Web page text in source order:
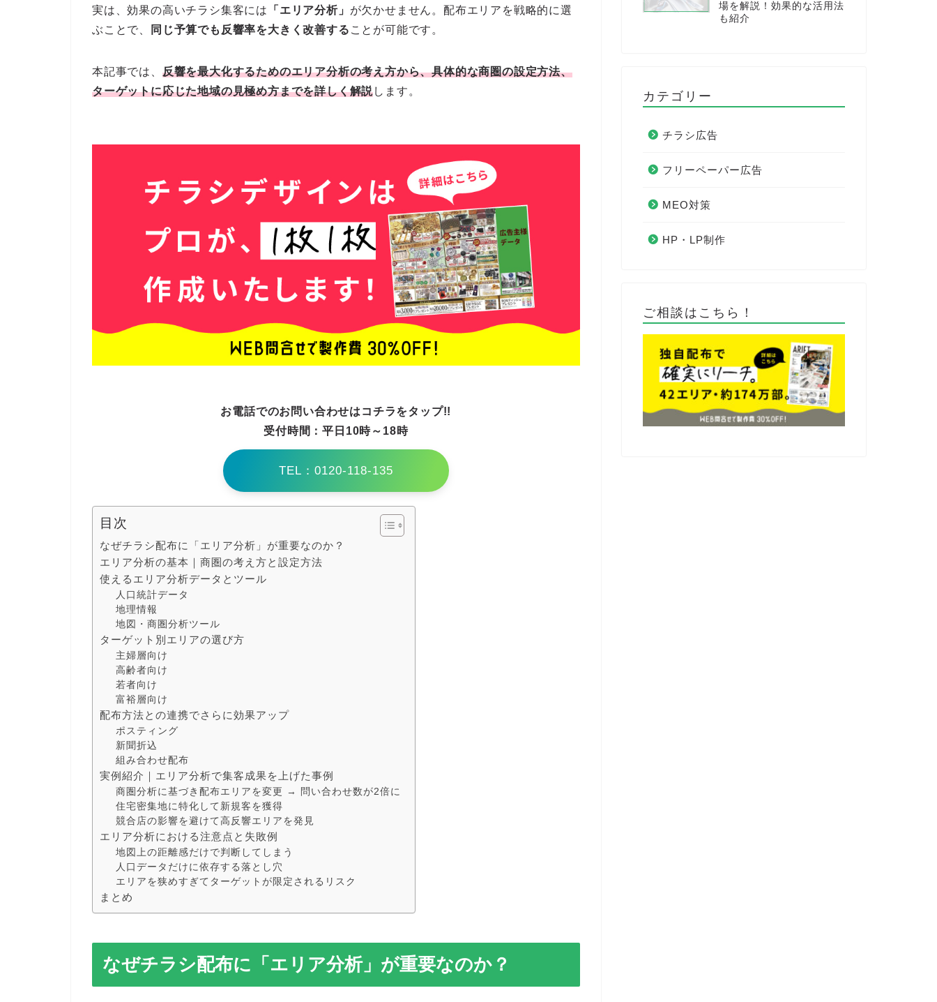
実は、効果の高いチラシ集客には 「エリア分析」 が欠かせません。配布エリアを戦略的に選
ぶことで、
同じ予算でも反響率を大きく改善する ことが可能です。
本記事では、 反響を最大化するためのエリア分析の考え方から、具体的な商圏の設定方法、
ターゲットに応じた地域の見極め方までを詳しく解説します。
お電話でのお問い合わせはコチラをタップ!!
受付時間：平日10時～18時
TEL：0120-118-135
目次
なぜチラシ配布に「エリア分析」が重要なのか？
エリア分析の基本｜商圏の考え方と設定方法
使えるエリア分析データとツール
人口統計データ
地理情報
地図・商圏分析ツール
ターゲット別エリアの選び方
主婦層向け
高齢者向け
若者向け
富裕層向け
配布方法との連携でさらに効果アップ
ポスティング
新聞折込
組み合わせ配布
実例紹介｜エリア分析で集客成果を上げた事例
商圏分析に基づき配布エリアを変更 → 問い合わせ数が2倍に
住宅密集地に特化して新規客を獲得
競合店の影響を避けて高反響エリアを発見
エリア分析における注意点と失敗例
地図上の距離感だけで判断してしまう
人口データだけに依存する落とし穴
エリアを狭めすぎてターゲットが限定されるリスク
まとめ
なぜチラシ配布に「エリア分析」が重要なのか？
場を解説！効果的な活用法
も紹介
カテゴリー
チラシ広告
フリーペーパー広告
MEO対策
HP・LP制作
ご相談はこちら！